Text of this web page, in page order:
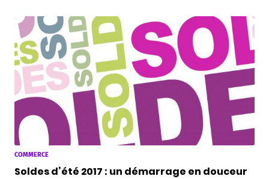
COMMERCE
Soldes d’été 2017 : un démarrage en douceur